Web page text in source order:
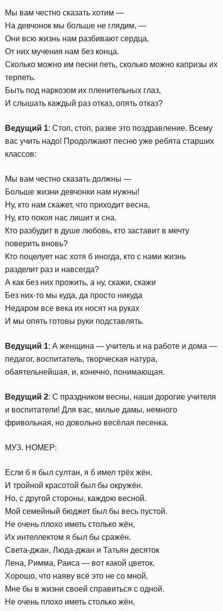
Мы вам честно сказать хотим —
На девчонок мы больше не глядим, —
Они всю жизнь нам разбивают сердца,
От них мучения нам без конца.
Сколько можно им песни петь, сколько можно капризы их
терпеть.
Быть под наркозом их пленительных глаз,
И слышать каждый раз отказ, опять отказ?
Ведущий 1: Стоп, стоп, разве это поздравление. Всему
вас учить надо! Продолжают песню уже ребята старших
классов:
Мы вам честно сказать должны —
Больше жизни девчонки нам нужны!
Ну, кто нам скажет, что приходит весна,
Ну, кто покоя нас лишит и сна.
Кто разбудит в душе любовь, кто заставит в мечту
поверить вновь?
Кто поцелует нас хотя б иногда, кто с нами жизнь
разделит раз и навсегда?
А как без них прожить, а ну, скажи, скажи
Без них-то мы куда, да просто никуда
Недаром все века их носят на руках
И мы опять готовы руки подставлять.
Ведущий 1: А женщина — учитель и на работе и дома —
педагог, воспитатель, творческая натура,
обаятельнейшая, и, конечно, понимающая.
Ведущий 2: С праздником весны, наши дорогие учителя
и воспитатели! Для вас, милые дамы, немного
фривольная, но довольно весёлая песенка.
МУЗ. НОМЕР:
Если б я был султан, я б имел трёх жён.
И тройной красотой был бы окружён.
Но, с другой стороны, каждою весной.
Мой семейный бюджет был бы весь пустой.
Не очень плохо иметь столько жён,
Их интеллектом я был бы сражён.
Света-джан, Люда-джан и Татьян десяток
Лена, Римма, Раиса — вот какой цветок.
Хорошо, что наяву всё это не со мной,
Мне бы в жизни своей справиться с одной.
Не очень плохо иметь столько жён,